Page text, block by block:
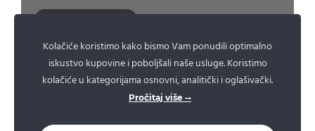
Prevencija je najvažniji korak u borbi
protiv raka dojke!
23. March 2017.
Kolačiće koristimo kako bismo Vam ponudili optimalno
iskustvo kupovine i poboljšali naše usluge. Koristimo
kolačiće u kategorijama osnovni, analitički i oglašivački.
Pročitaj više